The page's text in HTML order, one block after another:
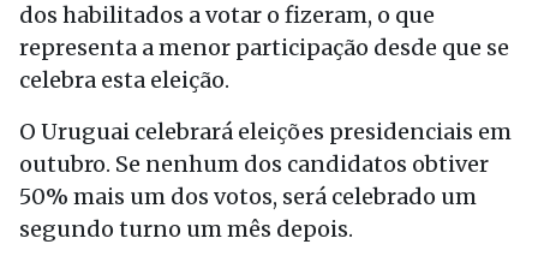
dos habilitados a votar o fizeram, o que
representa a menor participação desde que se
celebra esta eleição.
O Uruguai celebrará eleições presidenciais em
outubro. Se nenhum dos candidatos obtiver
50% mais um dos votos, será celebrado um
segundo turno um mês depois.